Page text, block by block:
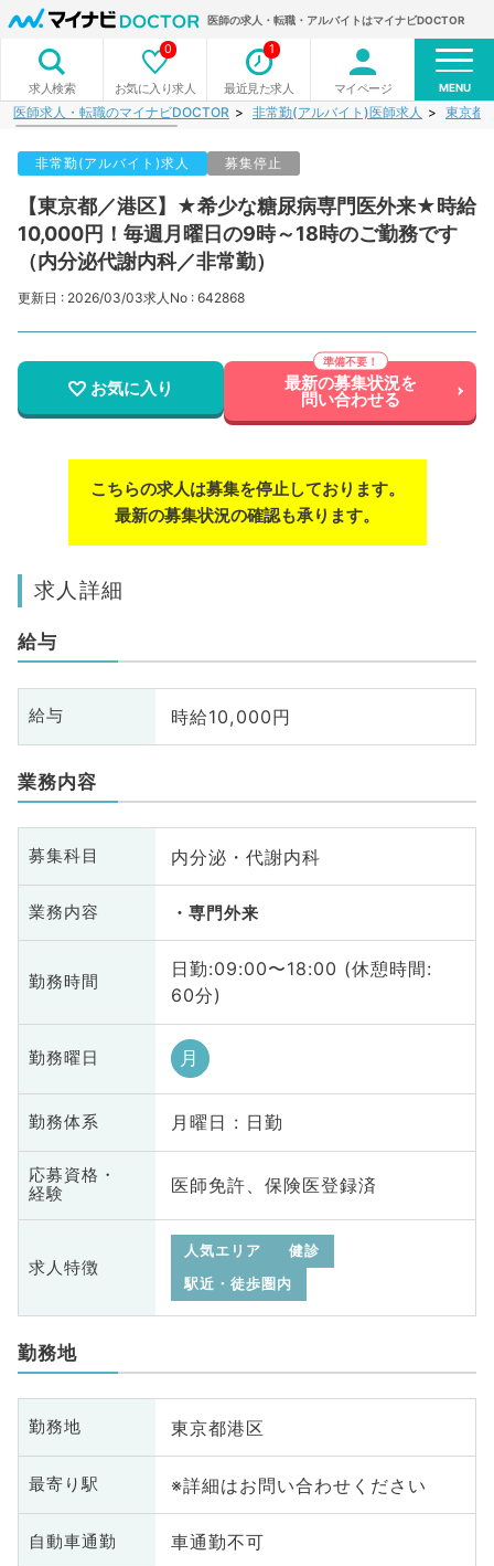
医師の求人・転職・アルバイトはマイナビDOCTOR
求人検索 お気に入り求人
0
最近見た求人
1
マイページ MENU
医師求人・転職のマイナビDOCTOR 非常勤(アルバイト)医師求人 東京都
非常勤(アルバイト)求人 募集停止
【東京都／港区】★希少な糖尿病専門医外来★時給
10,000円！毎週月曜日の9時～18時のご勤務です
（内分泌代謝内科／非常勤）
更新日 : 2026/03/03求人No : 642868
お気に入り 最新の募集状況を
問い合わせる
こちらの求人は募集を停止しております。
最新の募集状況の確認も承ります。
求人詳細
給与
給与 時給10,000円
業務内容
募集科目 内分泌・代謝内科
業務内容 専門外来
勤務時間
日勤:09:00〜18:00 (休憩時間:
60分)
勤務曜日 月
勤務体系 月曜日 : 日勤
応募資格・
経験
医師免許、保険医登録済
求人特徴
人気エリア
健診
駅近・徒歩圏内
勤務地
勤務地 東京都港区
最寄り駅 ※詳細はお問い合わせください
自動車通勤 車通勤不可